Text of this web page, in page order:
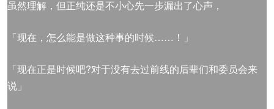
虽然理解，但正纯还是不小心先一步漏出了心声，
「现在，怎么能是做这种事的时候……！」
「现在正是时候吧?对于没有去过前线的后辈们和委员会来
说」